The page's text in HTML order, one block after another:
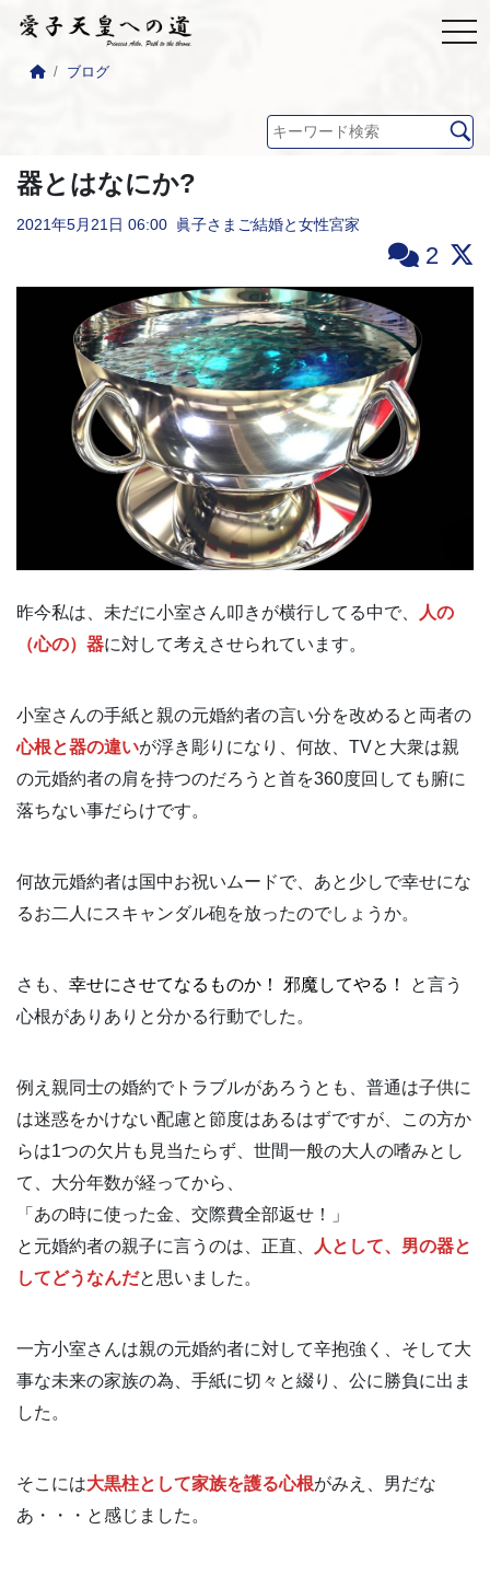
ブログ
器とはなにか?
2021年5月21日 06:00 眞子さまご結婚と女性宮家
2
昨今私は、未だに小室さん叩きが横行してる中で、
人の
（心の）器に対して考えさせられています。
小室さんの手紙と親の元婚約者の言い分を改めると両者の
心根と器の違いが浮き彫りになり、何故、TVと大衆は親
の元婚約者の肩を持つのだろうと首を360度回しても腑に
落ちない事だらけです。
何故元婚約者は国中お祝いムードで、あと少しで幸せにな
るお二人にスキャンダル砲を放ったのでしょうか。
さも、 幸せにさせてなるものか！ 邪魔してやる！
と言う
心根がありありと分かる行動でした。
例え親同士の婚約でトラブルがあろうとも、普通は子供に
は迷惑をかけない配慮と節度はあるはずですが、この方か
らは1つの欠片も見当たらず、世間一般の大人の嗜みとし
て、大分年数が経ってから、
「あの時に使った金、交際費全部返せ！」
と元婚約者の親子に言うのは、正直、
人として、男の器と
してどうなんだと思いました。
一方小室さんは親の元婚約者に対して辛抱強く、そして大
事な未来の家族の為、手紙に切々と綴り、公に勝負に出ま
した。
そこには大黒柱として家族を護る心根がみえ、男だな
あ・・・と感じました。